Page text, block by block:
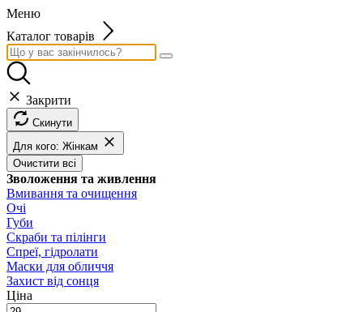
Меню
Каталог товарів
Закрити
Скинути
Для кого: Жінкам
Очистити всі
Зволоження та живлення
Вмивання та очищення
Очі
Губи
Скраби та пілінги
Спреї, гідролати
Маски для обличчя
Захист від сонця
Ціна